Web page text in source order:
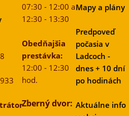
07:30 - 12:00 a
12:30 - 13:30
Obedňajšia
prestávka:
12:00 - 12:30
hod.
Zberný dvor:
Mapy a plány
Predpoveď
počasia v
Ladcoch -
dnes + 10 dní
po hodinách
Aktuálne info